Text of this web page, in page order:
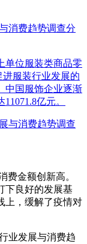
消费趋势调查分
单位服装类商品零
进服装行业发展的
中国服饰企业逐渐
亿元。
金额创新高。
下良好的发展基
上，缓解了疫情对
业发展与消费趋